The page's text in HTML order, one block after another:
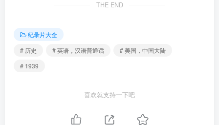
THE END
纪录片大全
# 历史
# 英语，汉语普通话
# 美国，中国大陆
# 1939
喜欢就支持一下吧